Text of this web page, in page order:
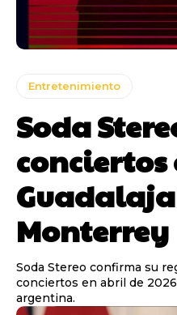
Entretenimiento
Soda
conciertos
Monterrey
Soda Stereo confirma su
conciertos en abril de
argentina.